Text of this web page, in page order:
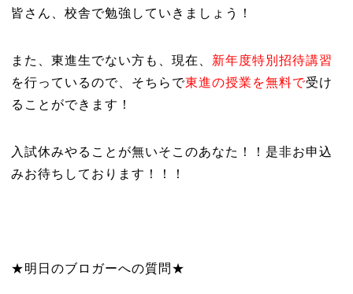
皆さん、校舎で勉強していきましょう！
また、東進生でない方も、現在、 新年度特別招待講習
を行っているので、そちらで東進の授業を無料で受け
ることができます！
入試休みやることが無いそこのあなた！！是非お申込
みお待ちしております！！！
★明日のブロガーへの質問★